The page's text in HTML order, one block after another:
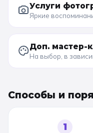
Услуги
Яркие
Доп. мастер-
На выбор, в
Способы и
1